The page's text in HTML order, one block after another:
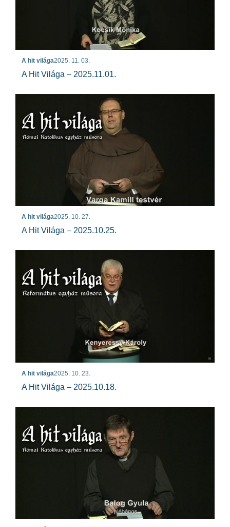
A hit világa2025. 11. 03.
A Hit Világa – 2025.11.01.
A hit világa2025. 10. 27.
A Hit Világa – 2025.10.25.
A hit világa2025. 10. 23.
A Hit Világa – 2025.10.18.